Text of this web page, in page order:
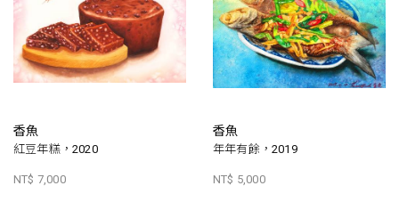
香魚
紅豆年糕，2020
NT$ 7,000
香魚
年年有餘，2019
NT$ 5,000